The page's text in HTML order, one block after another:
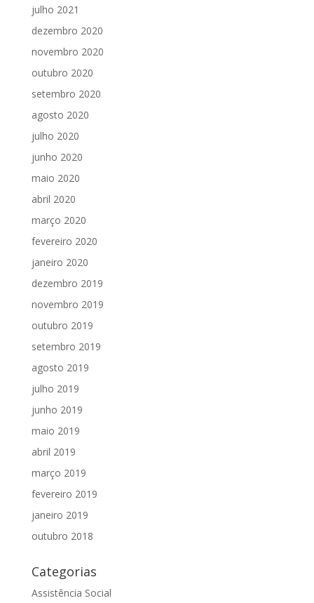
julho 2021
dezembro 2020
novembro 2020
outubro 2020
setembro 2020
agosto 2020
julho 2020
junho 2020
maio 2020
abril 2020
março 2020
fevereiro 2020
janeiro 2020
dezembro 2019
novembro 2019
outubro 2019
setembro 2019
agosto 2019
julho 2019
junho 2019
maio 2019
abril 2019
março 2019
fevereiro 2019
janeiro 2019
outubro 2018
Categorias
Assistência Social